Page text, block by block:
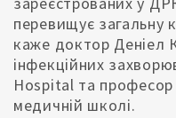
перевищує загальну
каже доктор Деніел
інфекційних
Hospital та
медичній школі.